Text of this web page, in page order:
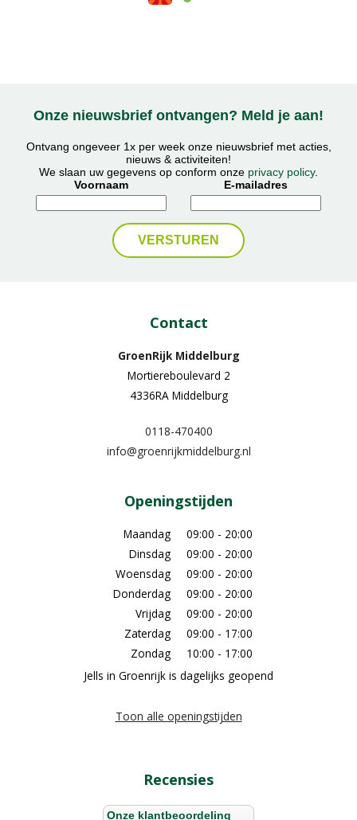
Onze nieuwsbrief ontvangen? Meld je aan!
Ontvang ongeveer 1x per week onze nieuwsbrief met acties,
nieuws & activiteiten!
We slaan uw gegevens op conform onze privacy policy.
Voornaam
E-mailadres
Contact
GroenRijk Middelburg​
Mortiereboulevard 2
4336RA Middelburg
0118-470400
info@groenrijkmiddelburg.nl
Openingstijden
Maandag
09:00 - 20:00
Dinsdag
09:00 - 20:00
Woensdag
09:00 - 20:00
Donderdag
09:00 - 20:00
Vrijdag
09:00 - 20:00
Zaterdag
09:00 - 17:00
Zondag
10:00 - 17:00
Jells in Groenrijk is dagelijks geopend
Toon alle openingstijden
Recensies